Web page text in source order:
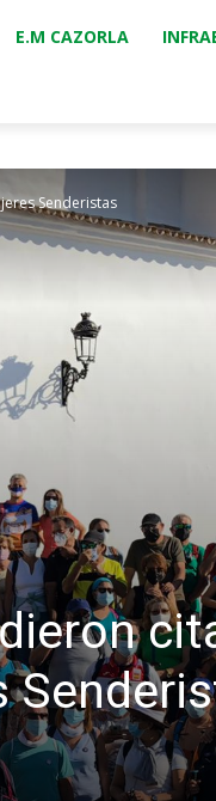
E.M CAZORLA
Senderistas